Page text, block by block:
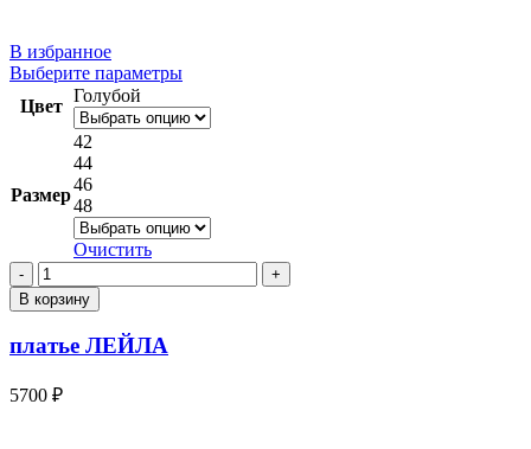
В избранное
Выберите параметрыЭтот
имеет
несколько
выбрать
на
странице
товара.
Цвет
Голубой
Размер
42
44
46
48
Очистить
Количество
товара
платье
ЛЕЙЛА
В корзину
платье ЛЕЙЛА
5700 ₽